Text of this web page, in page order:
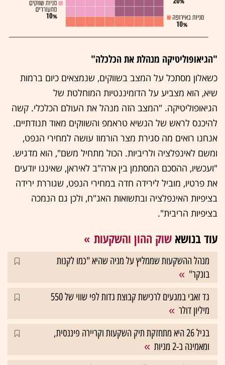
"הגיאופוליטיקה מנהלת את הכלכלה"
כשאלון מסתכל על המצב בשווקים, שנמצאים כיום ברמות
שיא, הוא מצביע על הדומיננטיות המוחלטת של
הגיאופוליטיקה. "המצב הזה מנהל את העולם הכלכלי. קשה
להיכנס לראש של הנשיא טראמפ והשווקים מאוד תנודתיים.
אנחנו רואים מה סגירת מצר הורמוז עושה למחירי הנפט,
ומשם לאינפלציה ולריביות. הכול מתחיל משם", הוא מדגיש.
"ועכשיו, ההסכם המסתמן בין ארה"ב לאיראן, שאיננו יודעים
את פרטיו, מוביל לירידה חדה במחירי הנפט, שגוררת ירידה
בציפיות האינפלציה ובתשואות האג"ח, ולכן גם הנמכה
בציפיות הריבית".
עוד בנושא שוק ההון והשקעות
מנהל ההשקעות שממליץ על מניה שהיא "כמו לקנות
בונקר"
גד זאבי במגעים לרכישת קבוצת גדות לפי שווי של 550
מיליון דולר
בגיל 26 היא מתחזקת תיק השקעות וקריירה פיננסית,
ומאמינה ב-2 מניות